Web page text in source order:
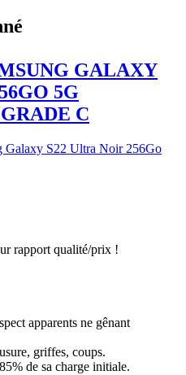
GALAXY
5G
C
rapport qualité/prix !
apparents ne gênant
griffes, coups.
de sa charge initiale.